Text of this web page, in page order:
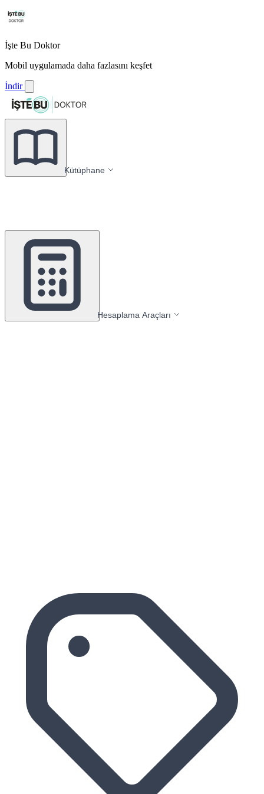
İşte Bu Doktor
Mobil uygulamada daha fazlasını keşfet
İndir
Kütüphane
Hesaplama Araçları